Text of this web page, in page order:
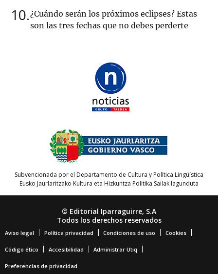
10 ¿Cuándo serán los próximos eclipses? Estas
son las tres fechas que no debes perderte
Subvencionada por el Departamento de Cultura y Política Lingüística
Eusko Jaurlaritzako Kultura eta Hizkuntza Politika Sailak lagunduta
© Editorial Iparraguirre, S.A
Todos los derechos reservados
Aviso legal Política privacidad Condiciones de uso Cookies
Código ético Accesibilidad Administrar Utiq
Preferencias de privacidad